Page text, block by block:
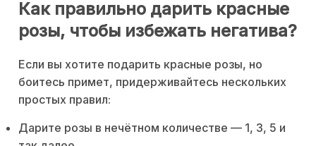
Как правильно дарить красные
розы, чтобы избежать негатива?
Если вы хотите подарить красные розы, но
боитесь примет, придерживайтесь нескольких
простых правил:
Дарите розы в нечётном количестве — 1, 3, 5 и